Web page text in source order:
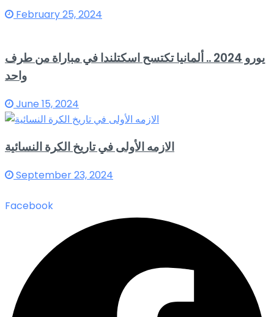
February 25, 2024
يورو 2024 .. ألمانيا تكتسح اسكتلندا في مباراة من طرف
واحد
June 15, 2024
الازمه الأولى في تاريخ الكرة النسائية
September 23, 2024
Facebook